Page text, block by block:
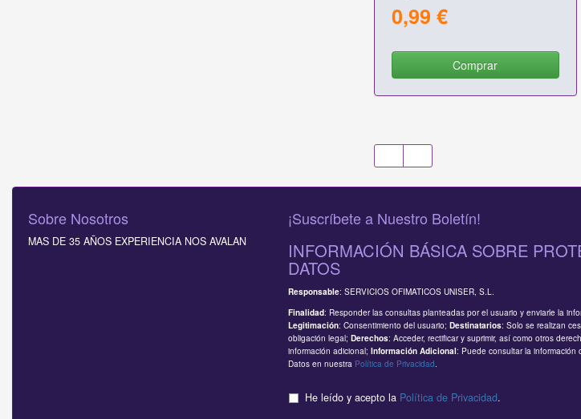
0,99 €
Comprar
Sobre Nosotros
MAS DE 35 AÑOS EXPERIENCIA NOS AVALAN
¡Suscríbete a Nuestro Boletín!
INFORMACIÓN BÁSICA SOBRE
DATOS
Responsable: SERVICIOS OFIMATICOS UNISER, S.L.
Finalidad: Responder las consultas planteadas por el usuario y enviarle la
Legitimación: Consentimiento del usuario; Destinatarios: Solo se realizan
obligación legal; Derechos: Acceder, rectificar y suprimir, así como otros
información adicional; Información Adicional: Puede consultar la información
Datos en nuestra Política de Privacidad.
He leído y acepto la Política de Privacidad.